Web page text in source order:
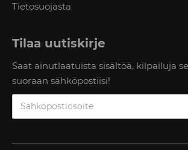
Tietosuojasta
Tilaa uutiskirje
Saat ainutlaatuista sisältöä, kilpailuja
suoraan sähköpostiisi!